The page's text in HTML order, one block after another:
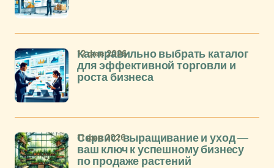
Как правильно выбрать каталог
для эффективной торговли и
роста бизнеса
12 фев 2026
Сервис: выращивание и уход —
ваш ключ к успешному бизнесу
по продаже растений
11 фев 2026